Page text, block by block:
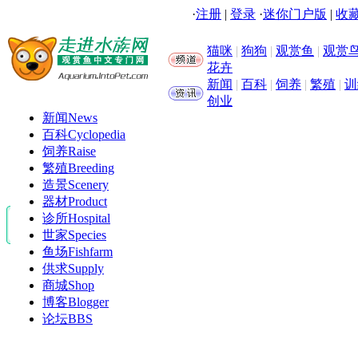
·注册 | 登录 ·迷你门户版 | 收
猫咪 | 狗狗 | 观赏鱼 | 观赏
花卉
新闻 | 百科 | 饲养 | 繁殖 |
创业
新闻News
百科Cyclopedia
饲养Raise
繁殖Breeding
造景Scenery
器材Product
诊所Hospital
世家Species
鱼场Fishfarm
供求Supply
商城Shop
博客Blogger
论坛BBS